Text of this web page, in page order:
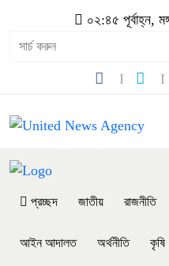
০২:৪৫ পূর্বাহ্ন,
প্রচ্ছদ জাতীয় রাজনীতি
আইন আদালত অর্থনীতি কৃষি